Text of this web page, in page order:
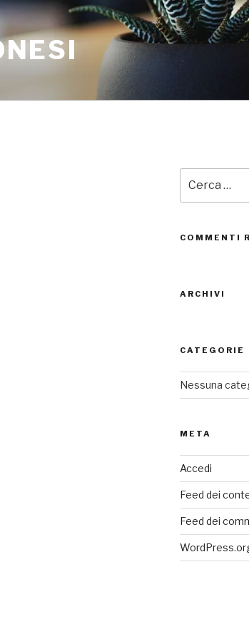
COMMENTI
ARCHIVI
CATEGORIE
Nessuna
META
Accedi
Feed dei
Feed dei